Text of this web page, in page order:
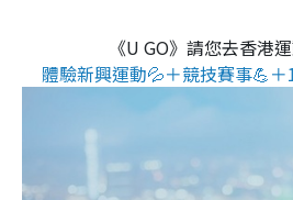
《U GO》請您去香港
體驗新興運動💦＋競技賽事💪